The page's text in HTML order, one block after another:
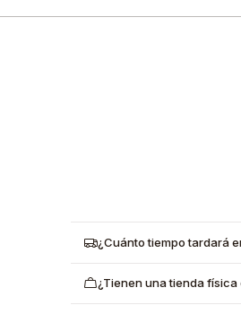
¿Cuánto tiempo tardará
¿Tienen una tienda